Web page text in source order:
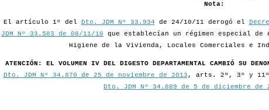
Nota:
El artículo 1º del Dto. JDM Nº 33.934 de 24/10/11 derogó el
JDM Nº 33.583 de 08/11/10 que establecían un régimen especial de
Higiene de la Vivienda, Locales Comerciales e
ATENCIÓN: EL VOLUMEN IV DEL DIGESTO DEPARTAMENTAL CAMBIÓ SU
Dto. JDM Nº 34.870 de 25 de noviembre de 2013 , arts. 2º, 3º y
Dto. JDM Nº 34.889 de 5 de diciembre de